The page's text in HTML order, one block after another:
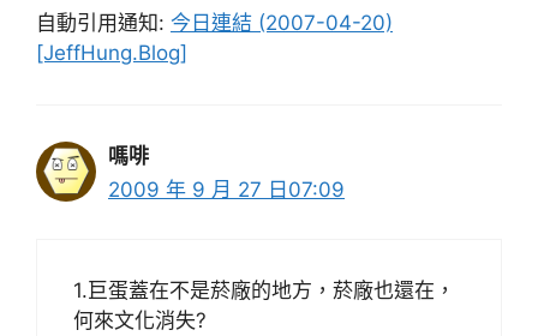
自動引用通知: 今日連結 (2007-04-20)
[JeffHung.Blog]
嗎啡
2009 年 9 月 27 日07:09
1.巨蛋蓋在不是菸廠的地方，菸廠也還在，
何來文化消失?